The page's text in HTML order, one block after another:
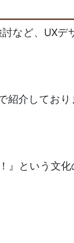
など、UX
紹介してお
』という文